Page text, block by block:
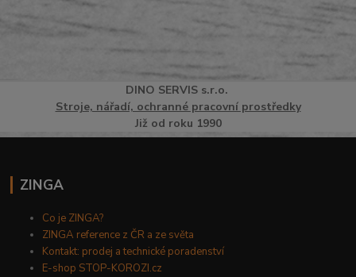
DINO SERVISs.r.o.
Stroje, nářadí, ochranné pracovní prostředky
Již od roku 1990
ZINGA
Co je ZINGA?
ZINGA reference z ČR a ze světa
Kontakt: prodej a technické poradenství
E-shop STOP-KOROZI.cz